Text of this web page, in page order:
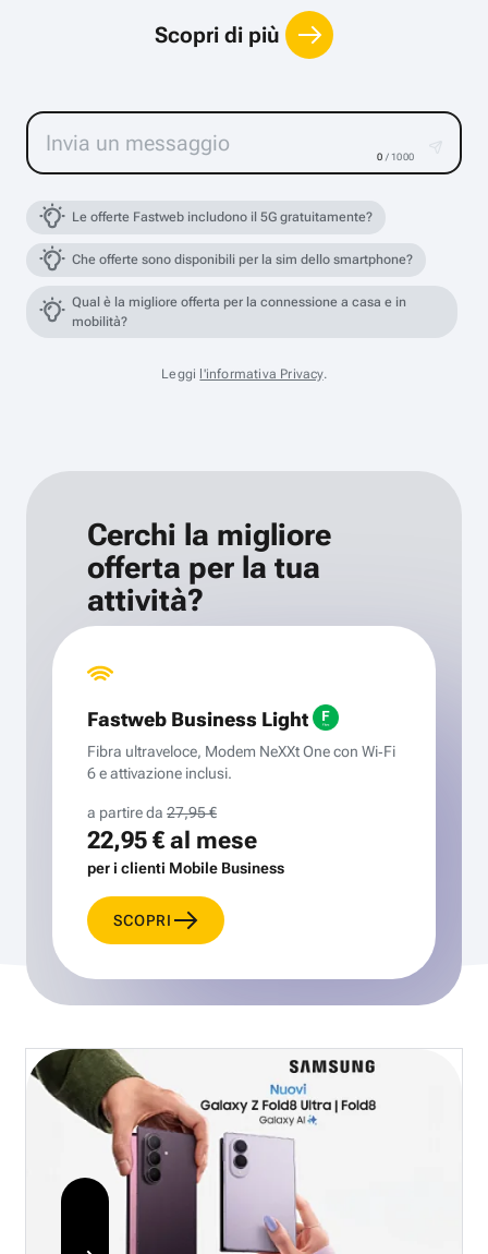
Scopri di più
0 / 1000
Le offerte Fastweb includono il 5G gratuitamente?
Che offerte sono disponibili per la sim dello smartphone?
Qual è la migliore offerta per la connessione a casa e in
mobilità?
Leggi l'informativa Privacy.
Cerchi la migliore
offerta per la tua
attività?
Fastweb Business Light
Fibra ultraveloce, Modem NeXXt One con Wi‑Fi
6 e attivazione inclusi.
a partire da 27,95 €
22,95 €al mese
per i clienti Mobile Business
SCOPRI